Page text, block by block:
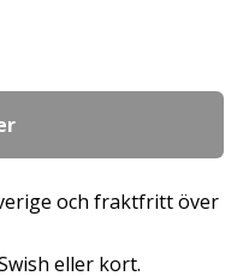
och fraktfritt över
eller kort.